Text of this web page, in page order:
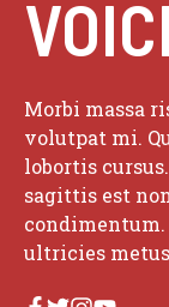
Morbi massa
volutpat mi.
lobortis
sagittis est
ultricies